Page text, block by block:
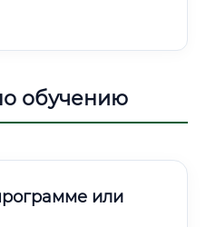
обучению
или